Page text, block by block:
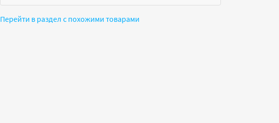
Перейти в раздел с похожими товарами